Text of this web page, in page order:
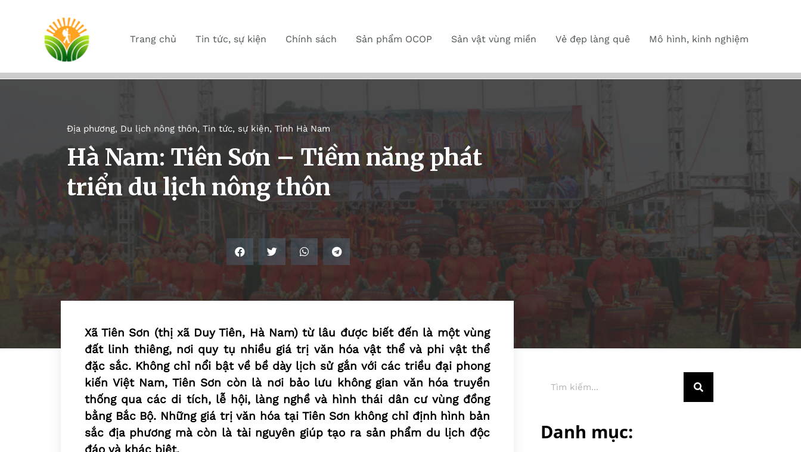
Trang chủ Tin tức, sự kiện Chính sách Sản phẩm OCOP Sản vật vùng miền Vẻ đẹp làng quê Mô hình, kinh nghiệm
Địa phương, Du lịch nông thôn, Tin tức, sự kiện, Tỉnh Hà Nam
Hà Nam: Tiên Sơn – Tiềm năng phát
triển du lịch nông thôn
Xã Tiên Sơn (thị xã Duy Tiên, Hà Nam) từ lâu được biết đến là một vùng
đất linh thiêng, nơi quy tụ nhiều giá trị văn hóa vật thể và phi vật thể
đặc sắc. Không chỉ nổi bật về bề dày lịch sử gắn với các triều đại phong
kiến Việt Nam, Tiên Sơn còn là nơi bảo lưu không gian văn hóa truyền
thống qua các di tích, lễ hội, làng nghề và hình thái dân cư vùng đồng
bằng Bắc Bộ. Những giá trị văn hóa tại Tiên Sơn không chỉ định hình bản
sắc địa phương mà còn là tài nguyên giúp tạo ra sản phẩm du lịch độc
Danh mục: